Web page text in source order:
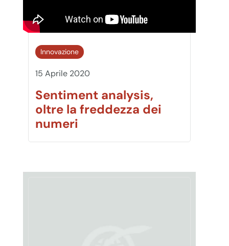
Innovazione
15 Aprile 2020
Sentiment analysis,
oltre la freddezza dei
numeri